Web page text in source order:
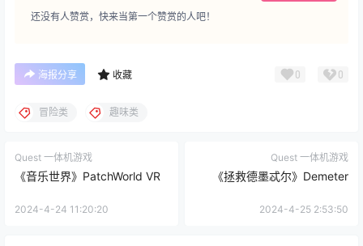
还没有人赞赏，快来当第一个赞赏的人吧！
海报分享 收藏 0 0
冒险类 趣味类
Quest 一体机游戏
《音乐世界》PatchWorld VR
2024-4-24 11:20:20
Quest 一体机游戏
《拯救德墨忒尔》Demeter
2024-4-25 2:53:50